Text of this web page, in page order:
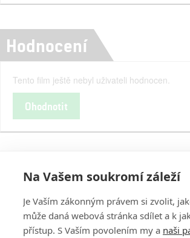
Hodnocení
Tento film ještě nebyl uživateli hodnocen.
Ohodnotit
Na Vašem soukromí záleží
Je Vaším zákonným právem si zvolit,
může daná webová stránka sdílet a k
přístup. S Vaším povolením my a naši